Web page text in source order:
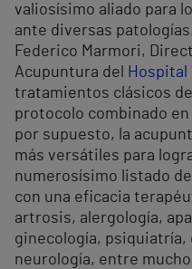
valiosísimo aliado para
ante diversas
Federico Marmori,
Acupuntura del
Hospital
tratamientos clásicos
protocolo combinado
por supuesto, la
más versátiles para
numerosísimo listado
con una eficacia
artrosis, alergología,
ginecología, psiquiatría,
neurología, entre